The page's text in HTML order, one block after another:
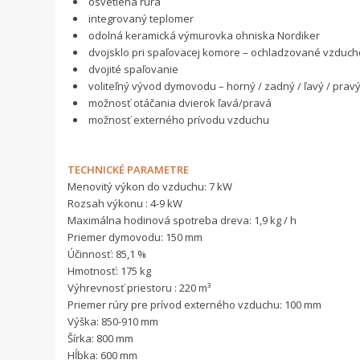
integrovaný teplomer
odolná keramická výmurovka ohniska Nordiker
dvojsklo pri spaľovacej komore – ochladzované
dvojité spaľovanie
voliteľný vývod dymovodu – horný / zadný / ľavý / pravý
možnosť otáčania dvierok ľavá/pravá
možnosť externého prívodu vzduchu
TECHNICKÉ PARAMETRE
Menovitý výkon do vzduchu: 7 kW
Rozsah výkonu : 4-9 kW
Maximálna hodinová spotreba dreva: 1,9 kg / h
Priemer dymovodu: 150 mm
Účinnosť: 85,1 %
Hmotnosť: 175 kg
Výhrevnosť priestoru : 220 m³
Priemer rúry pre prívod externého vzduchu: 100 mm
Výška: 850-910 mm
Šírka: 800 mm
Hĺbka: 600 mm